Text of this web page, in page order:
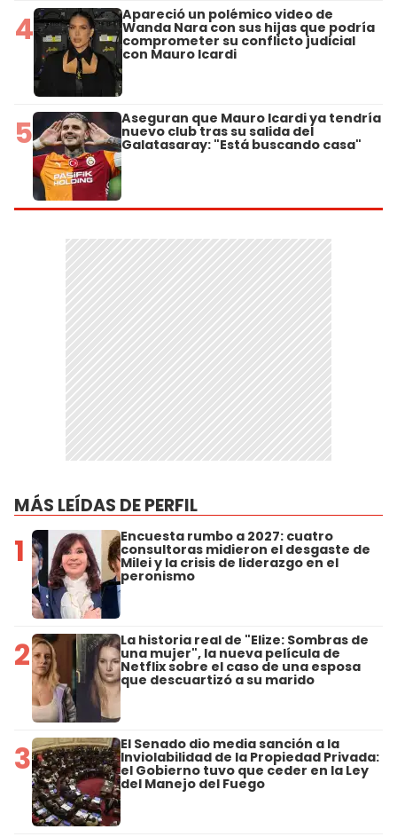
4 Apareció un polémico video de
Wanda Nara con sus hijas que podría
comprometer su conflicto judicial
con Mauro Icardi
5 Aseguran que Mauro Icardi ya tendría
nuevo club tras su salida del
Galatasaray: "Está buscando casa"
MÁS LEÍDAS DE PERFIL
1 Encuesta rumbo a 2027: cuatro
consultoras midieron el desgaste de
Milei y la crisis de liderazgo en el
peronismo
2 La historia real de "Elize: Sombras de
una mujer", la nueva película de
Netflix sobre el caso de una esposa
que descuartizó a su marido
3 El Senado dio media sanción a la
Inviolabilidad de la Propiedad Privada:
el Gobierno tuvo que ceder en la Ley
del Manejo del Fuego